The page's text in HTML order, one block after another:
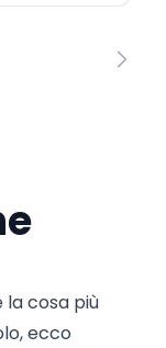
la cosa più
ecco